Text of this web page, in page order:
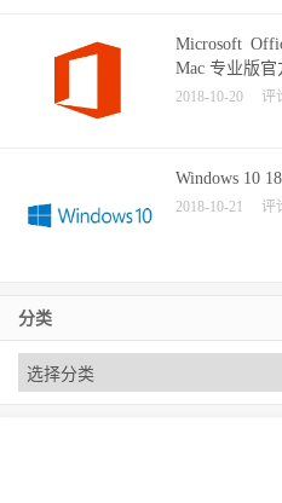
Microsoft
Mac 专业版
2018-10-20 评
Windows 10
2018-10-21 评
分类